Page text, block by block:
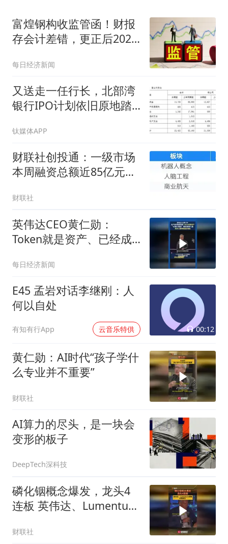
富煌钢构收监管函！财报
存会计差错，更正后2025
元
每日经济新闻
又送走一任行长，北部湾
银行IPO计划依旧原地踏
钛媒体APP
财联社创投通：一级市场
本周融资总额近85亿元环
亿元战略轮融资
财联社
英伟达CEO黄仁勋：
Token就是资产、已经成
每日经济新闻
E45 孟岩对话李继刚：人
何以自处
有知有行App 云音乐特供 00:12
黄仁勋：AI时代“孩子学什
么专业并不重要”
财联社
AI算力的尽头，是一块会
变形的板子
DeepTech深科技
磷化铟概念爆发，龙头4
连板 英伟达、Lumentum
财联社